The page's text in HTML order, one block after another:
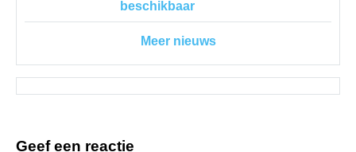
beschikbaar
Meer nieuws
Geef een reactie